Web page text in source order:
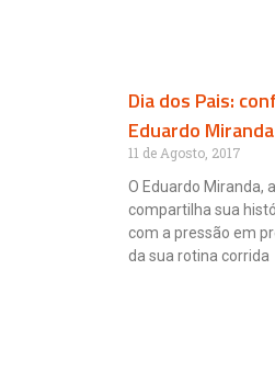
Dia dos Pais:
Eduardo Miranda
11 de Agosto, 2017
O Eduardo Miranda,
compartilha sua
com a pressão em
da sua rotina corrida